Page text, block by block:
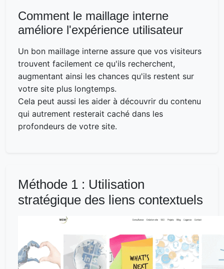
Comment le maillage interne
améliore l'expérience utilisateur
Un bon maillage interne assure que vos visiteurs
trouvent facilement ce qu'ils recherchent,
augmentant ainsi les chances qu'ils restent sur
votre site plus longtemps.
Cela peut aussi les aider à découvrir du contenu
qui autrement resterait caché dans les
profondeurs de votre site.
Méthode 1 : Utilisation
stratégique des liens contextuels